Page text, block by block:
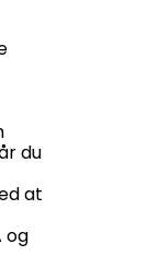
du
at
og